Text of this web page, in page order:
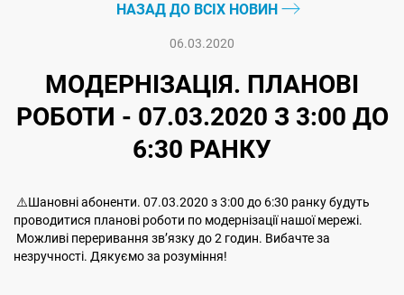
НАЗАД ДО ВСІХ НОВИН
06.03.2020
МОДЕРНІЗАЦІЯ. ПЛАНОВІ
РОБОТИ - 07.03.2020 З 3:00 ДО
6:30 РАНКУ
⚠️Шановні абоненти. 07.03.2020 з 3:00 до 6:30 ранку будуть
проводитися планові роботи по модернізації нашої мережі.
Можливі переривання звʼязку до 2 годин. Вибачте за
незручності. Дякуємо за розуміння!